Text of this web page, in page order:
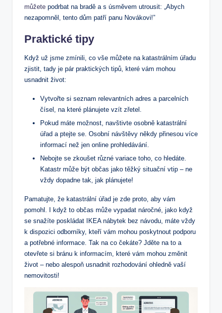
můžete podrbat na bradě a s úsměvem utrousit: „Abych
nezapomněl, tento dům patří panu Novákovi!”
Praktické tipy
Když už jsme zmínili, co vše můžete na katastrálním úřadu
zjistit, tady je pár praktických tipů, které vám mohou
usnadnit život:
Vytvořte si seznam relevantních adres a parcelních
čísel, na které plánujete vzít zřetel.
Pokud máte možnost, navštivte osobně katastrální
úřad a ptejte se. Osobní návštěvy někdy přinesou více
informací než jen online prohledávání.
Nebojte se zkoušet různé variace toho, co hledáte.
Katastr může být občas jako těžký situační vtip – ne
vždy dopadne tak, jak plánujete!
Pamatujte, že katastrální úřad je zde proto, aby vám
pomohl. I když to občas může vypadat náročné, jako když
se snažíte poskládat IKEA nábytek bez návodu, máte vždy
k dispozici odborníky, kteří vám mohou poskytnout podporu
a potřebné informace. Tak na co čekáte? Jděte na to a
otevřete si bránu k informacím, které vám mohou změnit
život – nebo alespoň usnadnit rozhodování ohledně vaší
nemovitosti!